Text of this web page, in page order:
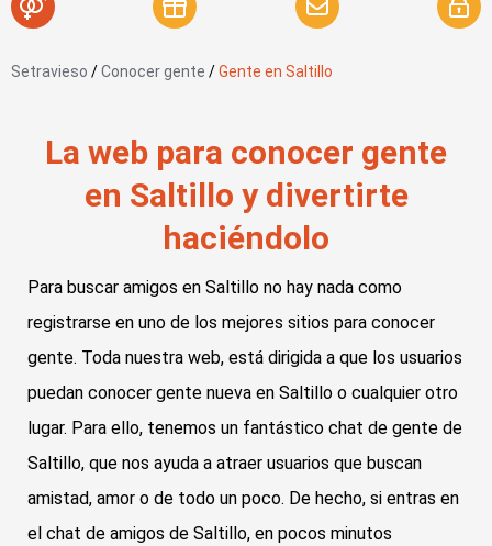
Setravieso /Conocer gente /Gente en Saltillo
La web para conocer gente
en Saltillo y divertirte
haciéndolo
Para buscar amigos en Saltillo no hay nada como
registrarse en uno de los mejores sitios para conocer
gente. Toda nuestra web, está dirigida a que los usuarios
puedan conocer gente nueva en Saltillo o cualquier otro
lugar. Para ello, tenemos un fantástico chat de gente de
Saltillo, que nos ayuda a atraer usuarios que buscan
amistad, amor o de todo un poco. De hecho, si entras en
el chat de amigos de Saltillo, en pocos minutos